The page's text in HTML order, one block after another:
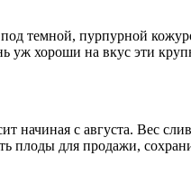
темной, пурпурной
уж хороши на вкус эти
начиная с августа. Вес
плоды для продажи,